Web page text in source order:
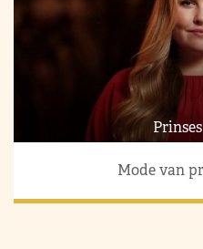
Mode van